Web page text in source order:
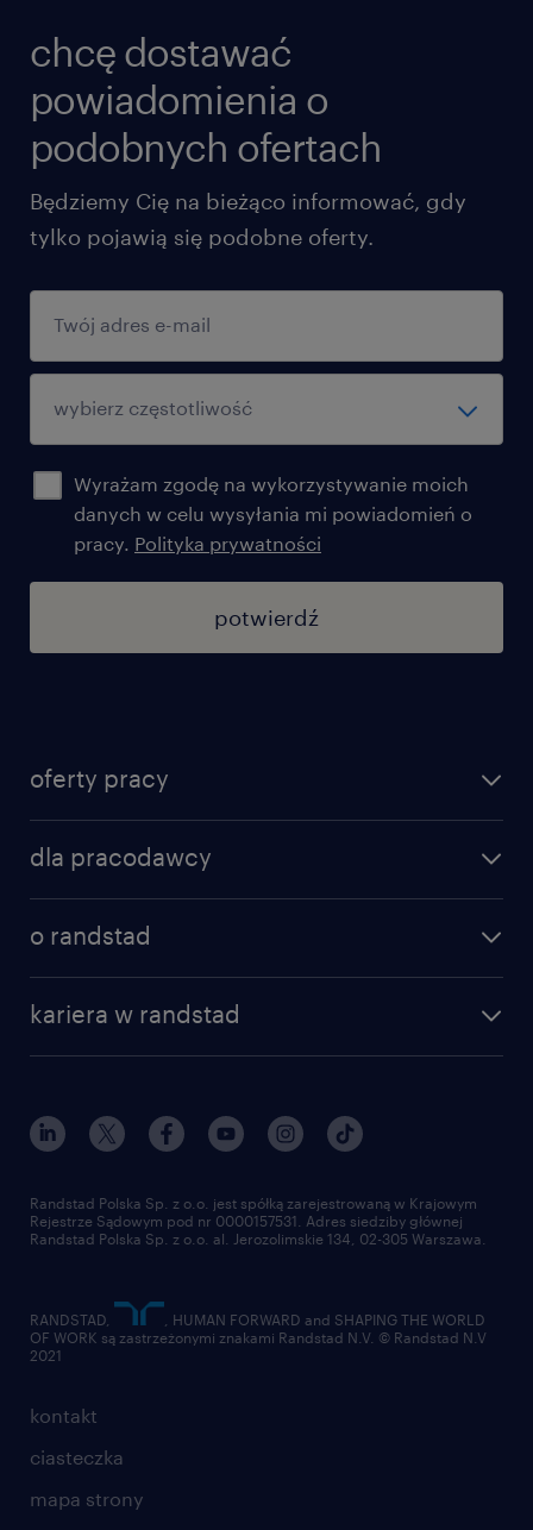
chcę dostawać
powiadomienia o
podobnych ofertach
Będziemy Cię na bieżąco informować, gdy
tylko pojawią się podobne oferty.
Wyrażam zgodę na wykorzystywanie moich
danych w celu wysyłania mi powiadomień o
pracy. Polityka prywatności
potwierdź
oferty pracy
specjalizacje
praca w amazon
dla pracodawcy
o randstad
dla mediów
dla dostawców
kariera w randstad
nasz świat
pracuj w randstad
złóż CV
kontakt
ciasteczka
mapa strony
Randstad Polska Sp. z o.o. jest spółką zarejestrowaną w Krajowym
Rejestrze Sądowym pod nr 0000157531. Adres siedziby głównej
Randstad Polska Sp. z o.o. al. Jerozolimskie 134, 02-305 Warszawa.
RANDSTAD,
, HUMAN FORWARD and SHAPING THE WORLD
OF WORK są zastrzeżonymi znakami Randstad N.V. © Randstad N.V
2021